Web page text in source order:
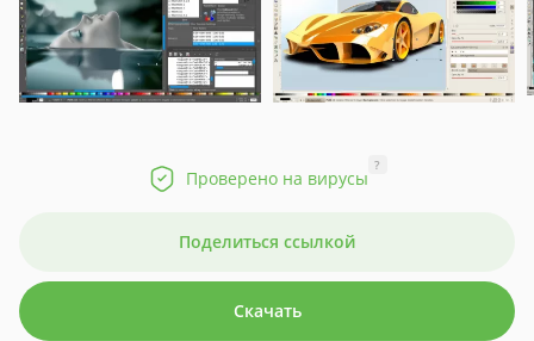
Проверено на вирусы
?
Поделиться ссылкой
Скачать